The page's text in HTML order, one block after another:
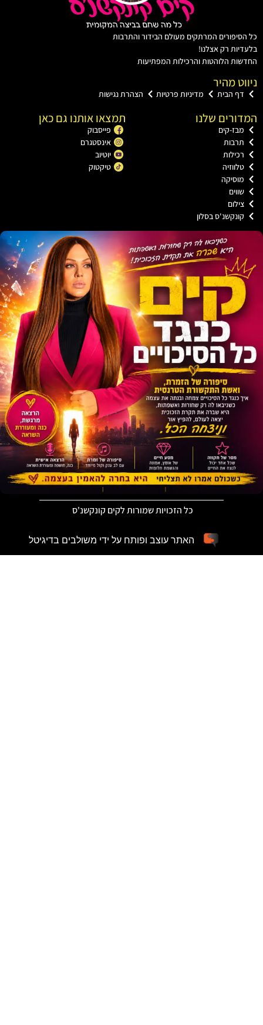
המרתקים מעולם הבידור והתרבות
רק אצלנו!
הלוהטות והרכילות המפתיעות
מהיר
הבית מדיניות פרטיות הצהרת נגישות
שלנו
קים
בסלון
תמצאו אותנו גם כאן
פייסבוק
אינסטגרם
יוטיוב
טיקטוק
כל הזכויות שמורות לקים קונקשנ'ס
האתר עוצב ופותח על ידי משולבים בדיגיטל